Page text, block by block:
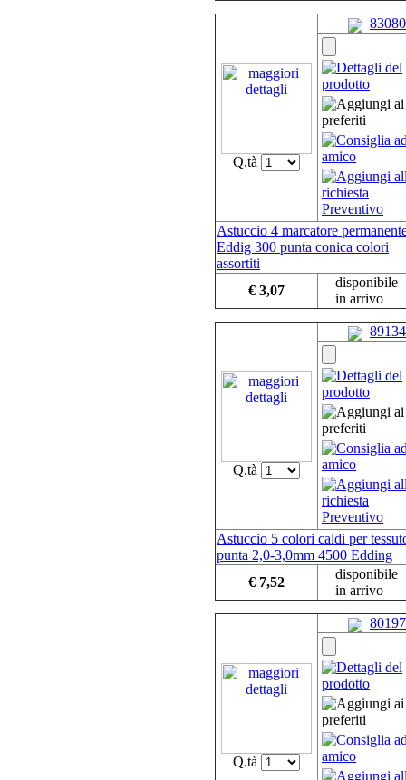
Q.tà
83080
Astuccio 4 marcatore
Eddig 300 punta conica colori
assortiti
€ 3,07
disponibile
in arrivo
Q.tà
89134
Astuccio 5 colori caldi per
punta 2,0-3,0mm 4500 Edding
€ 7,52
disponibile
in arrivo
Q.tà
80197